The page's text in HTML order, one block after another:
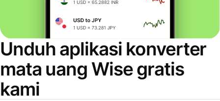
Unduh aplikasi konverter
mata uang Wise gratis
kami